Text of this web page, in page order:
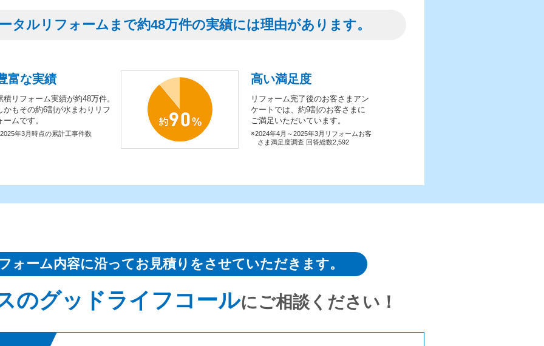
タルリフォームまで約48万件の実績には理由があります。
富な実績
積リフォーム実績が約48万件。
かもその約6割が水まわりリフ
ームです。
年3月時点の累計工事件数
高い満足度
リフォーム完了後のお客さまアン
ケートでは、約9割のお客さまに
ご満足いただいています。
※2024年4月～2025年3月リフォームお客
さま満足度調査 回答総数2,592
ォーム内容に沿ってお見積りをさせていただきます。
のグッドライフコールにご相談ください！